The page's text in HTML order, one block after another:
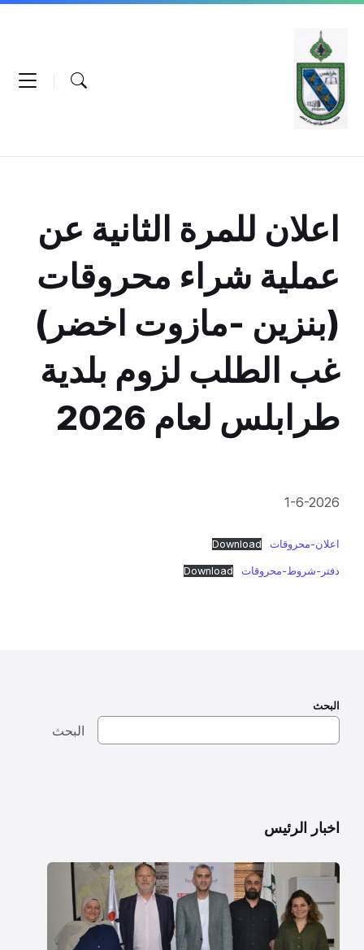
Skip
content
Skip
navigation
Skip
اعلان للمرة الثانية عن
عملية شراء محروقات
(بنزين -مازوت اخضر)
غب الطلب لزوم بلدية
طرابلس لعام 2026
1-6-2026
اعلان-محروقات Download
دفتر-شروط-محروقات Download
البحث
البحث
اخبار الرئيس